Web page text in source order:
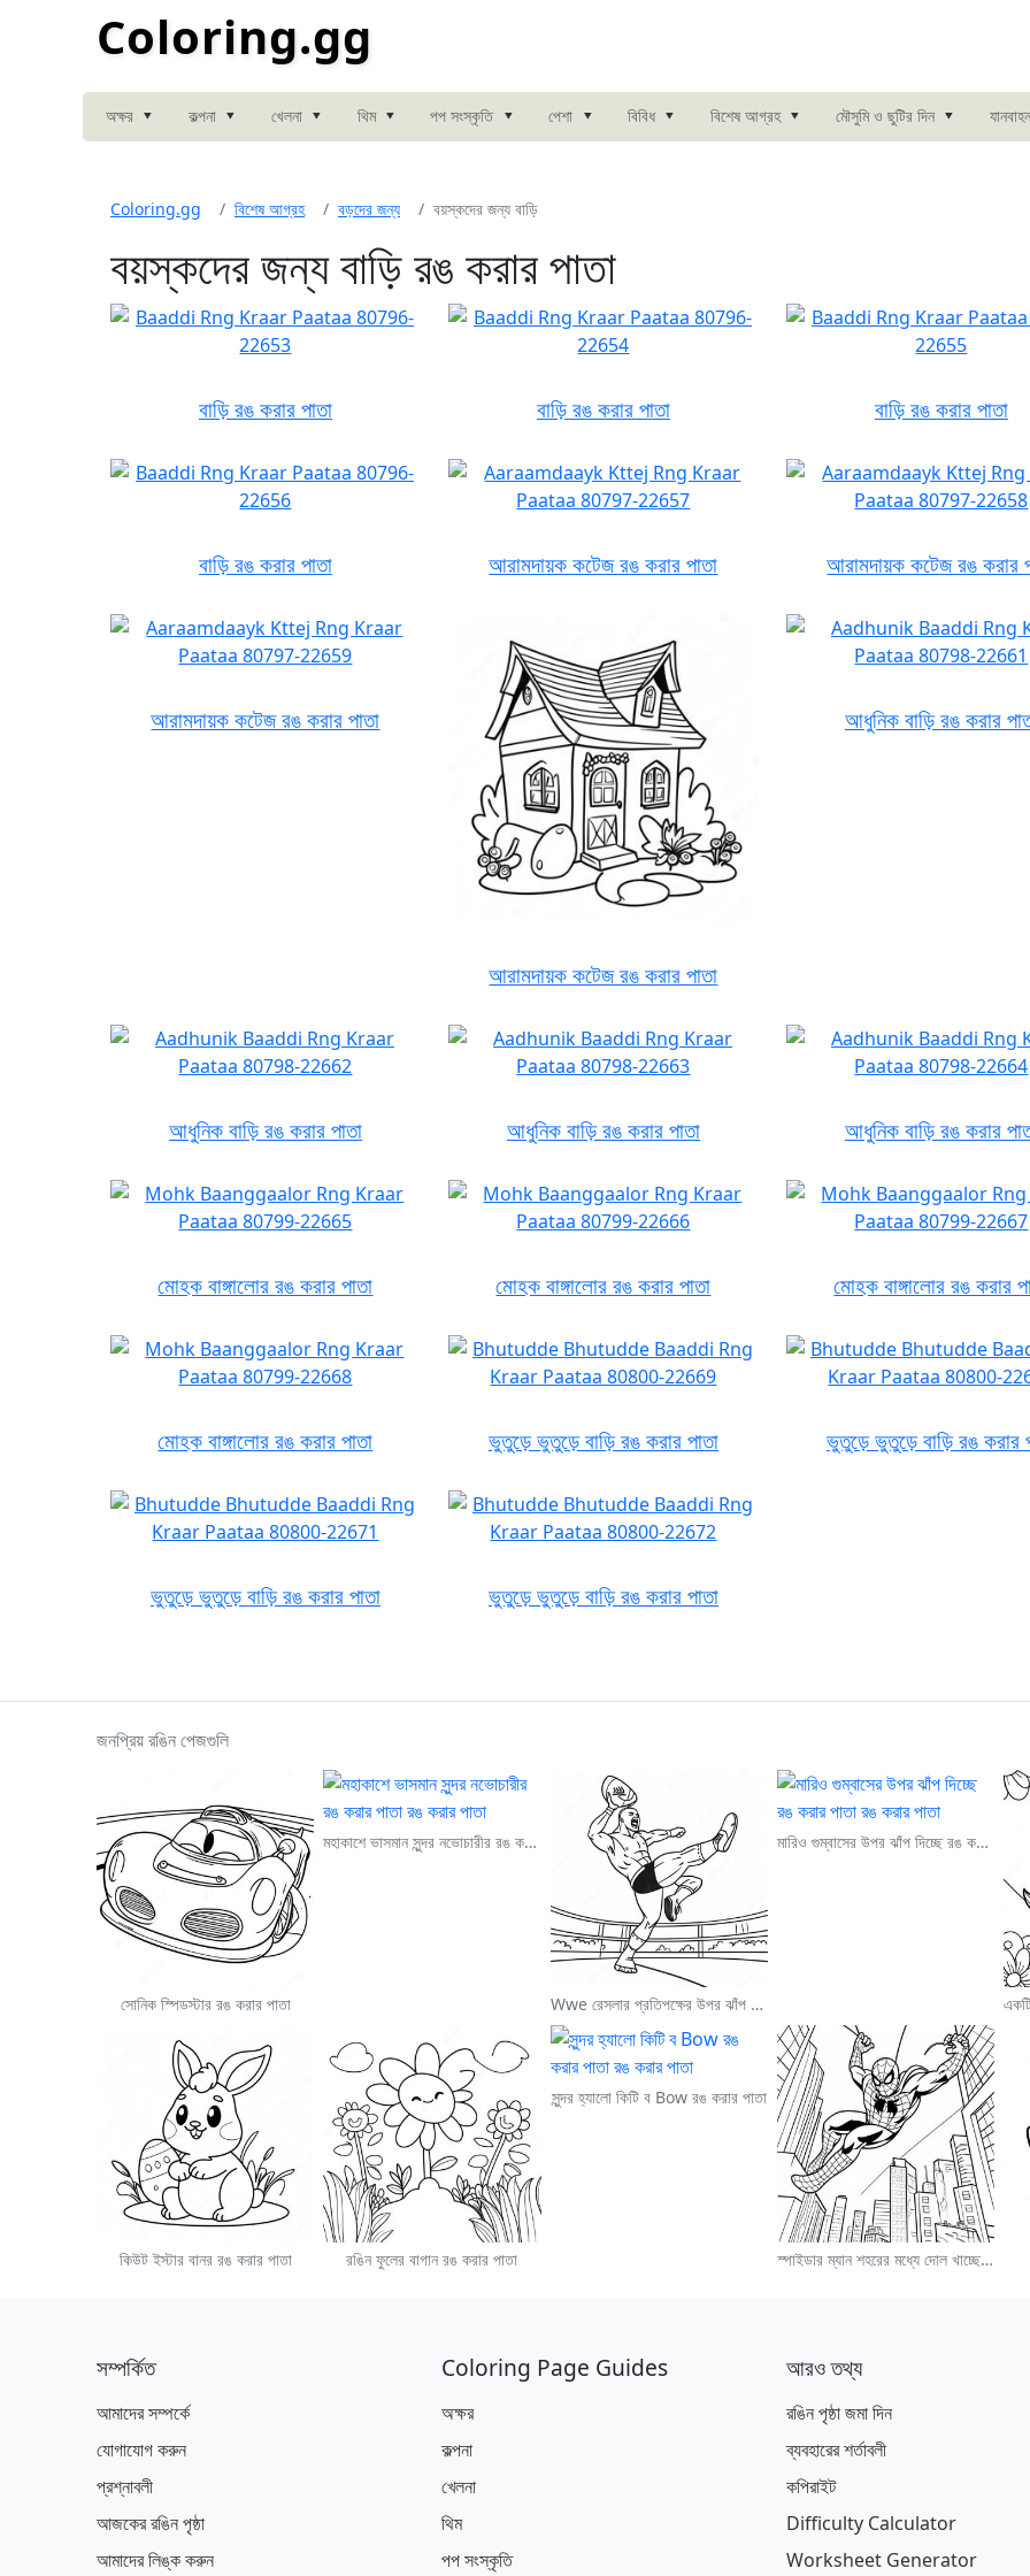
Coloring.gg
অক্ষর ▾ কল্পনা ▾ খেলনা ▾ থিম ▾ পপ সংস্কৃতি ▾ পেশা ▾ বিবিধ ▾ বিশেষ আগ্রহ ▾ মৌসুমি ও ছুটির দিন ▾ যানবাহন
Coloring.gg বিশেষ আগ্রহ বড়দের জন্য বয়স্কদের জন্য বাড়ি
বয়স্কদের জন্য বাড়ি রঙ করার পাতা
বাড়ি রঙ করার পাতা বাড়ি রঙ করার পাতা বাড়ি রঙ করার পাতা
বাড়ি রঙ করার পাতা আরামদায়ক কটেজ রঙ করার পাতা আরামদায়ক কটেজ রঙ করার
আরামদায়ক কটেজ রঙ করার পাতা
আরামদায়ক কটেজ রঙ করার পাতা
আধুনিক বাড়ি রঙ করার
আধুনিক বাড়ি রঙ করার পাতা আধুনিক বাড়ি রঙ করার পাতা আধুনিক বাড়ি রঙ করার
মোহক বাঙ্গালোর রঙ করার পাতা মোহক বাঙ্গালোর রঙ করার পাতা মোহক বাঙ্গালোর রঙ করার
মোহক বাঙ্গালোর রঙ করার পাতা ভুতুড়ে ভুতুড়ে বাড়ি রঙ করার পাতা ভুতুড়ে ভুতুড়ে বাড়ি রঙ করার
ভুতুড়ে ভুতুড়ে বাড়ি রঙ করার পাতা ভুতুড়ে ভুতুড়ে বাড়ি রঙ করার পাতা
জনপ্রিয় রঙিন পেজগুলি
সোনিক স্পিডস্টার রঙ করার পাতা
মহাকাশে ভাসমান সুন্দর নভোচারীর রঙ করার পাতা
Wwe রেসলার প্রতিপক্ষের উপর ঝাঁপ দিচ্ছে রঙ করার পাতা
মারিও গুম্বাসের উপর ঝাঁপ দিচ্ছে রঙ করার পাতা
কিউট ইস্টার বানর রঙ করার পাতা রঙিন ফুলের বাগান রঙ করার পাতা
সুন্দর হ্যালো কিটি ব Bow রঙ করার পাতা
স্পাইডার ম্যান শহরের মধ্যে দোল খাচ্ছে রঙ করার পাতা
সম্পর্কিত
আমাদের সম্পর্কে
যোগাযোগ করুন
প্রশ্নাবলী
আজকের রঙিন পৃষ্ঠা
আমাদের লিঙ্ক করুন
Coloring Page Guides
অক্ষর
কল্পনা
খেলনা
থিম
পপ সংস্কৃতি
আরও তথ্য
রঙিন পৃষ্ঠা জমা দিন
ব্যবহারের শর্তাবলী
কপিরাইট
Difficulty Calculator
Worksheet Generator